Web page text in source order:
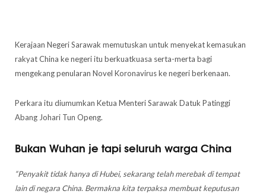
Kerajaan Negeri Sarawak memutuskan untuk menyekat kemasukan
rakyat China ke negeri itu berkuatkuasa serta-merta bagi
mengekang penularan Novel Koronavirus ke negeri berkenaan.
Perkara itu diumumkan Ketua Menteri Sarawak Datuk Patinggi
Abang Johari Tun Openg.
Bukan Wuhan je tapi seluruh warga China
“Penyakit tidak hanya di Hubei, sekarang telah merebak di tempat
lain di negara China. Bermakna kita terpaksa membuat keputusan